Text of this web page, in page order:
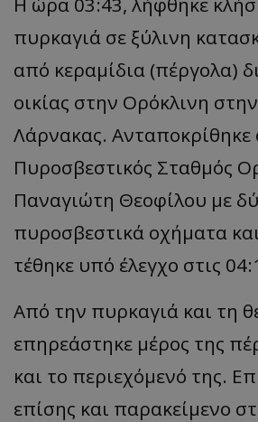
πυρκαγιά σε ξύλινη
από κεραμίδια (πέργολα)
οικίας στην Ορόκλινη
Λάρνακας. Ανταποκρίθηκε
Πυροσβεστικός Σταθμός
Παναγιώτη Θεοφίλου με
πυροσβεστικά οχήματα
τέθηκε υπό έλεγχο στις
Από την πυρκαγιά και τη
επηρεάστηκε μέρος της
και το περιεχόμενό της.
επίσης και παρακείμενο